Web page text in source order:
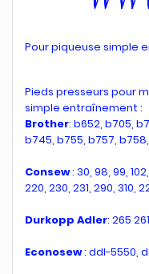
Pour piqueuse simple
Pieds presseurs pour
simple entraînement :
Brother: b652, b705,
b745, b755, b757,
Consew: 30, 98, 99, 102,
220, 230, 231, 290, 310,
Durkopp Adler: 265 261
Econosew: ddl-5550,